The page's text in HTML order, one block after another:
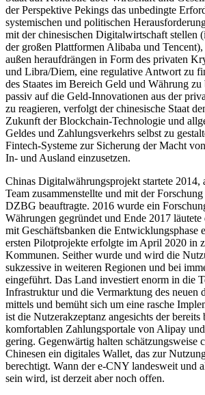
der Perspektive Pekings das unbedingte
systemischen und politischen
mit der chinesischen Digitalwirtschaft stellen
der großen Plattformen Alibaba und Tencent),
außen heraufdrängen in Form des privaten
und Libra/Diem, eine regulative Antwort zu
des Staates im Bereich Geld und Währung
passiv auf die Geld-Innovationen aus der
zu reagieren, ver­folgt der chinesische Staat
Zukunft der Block­chain-Technologie und
Geldes und Zahlungsverkehrs selbst zu
Fintech-Systeme zur Sicherung der Macht
In- und Ausland einzusetzen.
Chinas Digitalwährungsprojekt startete 2014,
Team zusammenstellte und mit der
DZBG beauftragte. 2016 wurde ein
Währungen gegründet und Ende 2017
mit Geschäftsbanken die Ent­wicklungsphase
ersten Pilotprojekte erfolgte im April 2020 in
Kommunen. Seither wurde und wird die
sukzessive in weiteren Regionen und bei
eingeführt. Das Land investiert enorm in die
Infrastruktur und die Vermarktung des
mittels und bemüht sich um eine rasche
ist die Nutzerakzeptanz angesichts der bereits
komfortablen Zahlungsportale von Alipay
gering. Gegenwärtig halten schätzungsweise
Chinesen ein digitales Wallet, das zur
berechtigt. Wann der e-CNY landesweit und
sein wird, ist derzeit aber noch offen.